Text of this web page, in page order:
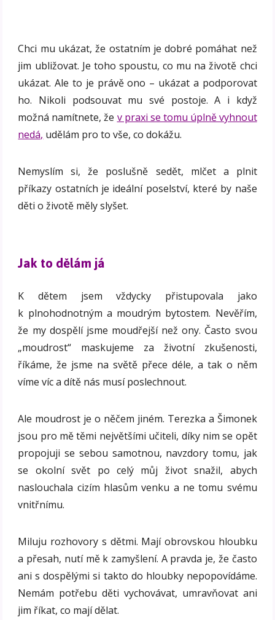
Chci mu ukázat, že ostatním je dobré pomáhat než
jim ubližovat. Je toho spoustu, co mu na životě chci
ukázat. Ale to je právě ono – ukázat a podporovat
ho. Nikoli podsouvat mu své postoje. A i když
možná namítnete, že v praxi se tomu úplně vyhnout
nedá, udělám pro to vše, co dokážu.
Nemyslím si, že poslušně sedět, mlčet a plnit
příkazy ostatních je ideální poselství, které by naše
děti o životě měly slyšet.
Jak to dělám já
K dětem jsem vždycky přistupovala jako
k plnohodnotným a moudrým bytostem. Nevěřím,
že my dospělí jsme moudřejší než ony. Často svou
„moudrost“ maskujeme za životní zkušenosti,
říkáme, že jsme na světě přece déle, a tak o něm
víme víc a dítě nás musí poslechnout.
Ale moudrost je o něčem jiném. Terezka a Šimonek
jsou pro mě těmi největšími učiteli, díky nim se opět
propojuji se sebou samotnou, navzdory tomu, jak
se okolní svět po celý můj život snažil, abych
naslouchala cizím hlasům venku a ne tomu svému
vnitřnímu.
Miluju rozhovory s dětmi. Mají obrovskou hloubku
a přesah, nutí mě k zamyšlení. A pravda je, že často
ani s dospělými si takto do hloubky nepopovídáme.
Nemám potřebu děti vychovávat, umravňovat ani
jim říkat, co mají dělat.